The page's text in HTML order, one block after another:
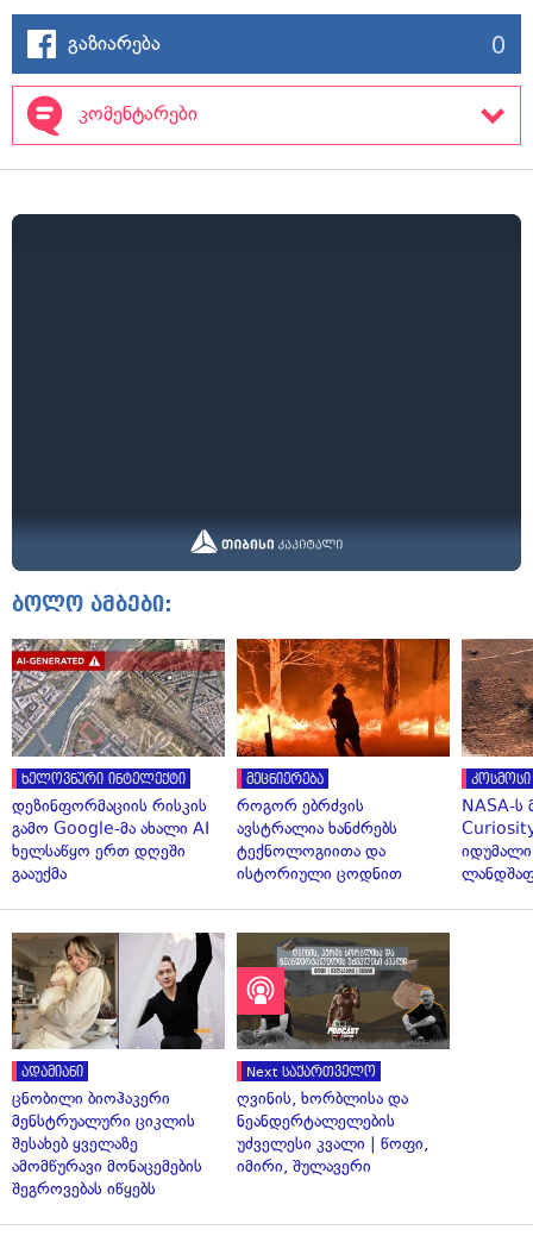
გაზიარება 0
კომენტარები
ბოლო ამბები:
ხელოვნური ინტელექტი
დეზინფორმაციის რისკის
გამო Google-მა ახალი AI
ხელსაწყო ერთ დღეში
გააუქმა
მეცნიერება
როგორ ებრძვის
ავსტრალია ხანძრებს
ტექნოლოგიითა და
ისტორიული ცოდნით
კოსმოსი
NASA-ს
ადამიანი
ცნობილი ბიოჰაკერი
მენსტრუალური ციკლის
შესახებ ყველაზე
ამომწურავი მონაცემების
შეგროვებას იწყებს
Next საქართველო
ღვინის, ხორბლისა და
ნეანდერტალელების
უძველესი კვალი | წოფი,
იმირი, შულავერი